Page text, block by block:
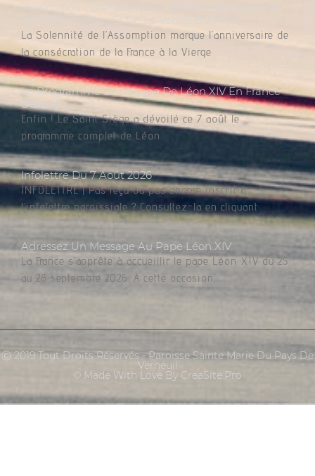
Proposition De Prière Pour La France À L’occasion
De L’Assomption Et De La Venue Du Pape
La Solennité de l’Assomption marque l’anniversaire de
la consécration de la France à la Vierge
Le Programme Du Voyage De Léon XIV En France
Dévoilé
Enfin ! Le Saint Siège a dévoilé ce 7 août le
programme complet de Léon
Infolettre Du 7 Août 2026
INFOLETTRE | Pas reçu ou pas encore inscrit à
l’infolettre paroissiale ? Consultez-la en cliquant
Adressez Un Message Au Pape Léon XIV
La France s’apprête à accueillir le pape Léon XIV du 25
au 28 septembre 2026. À cette occasion,
Ⓒ 2019 Tout Droits Réservés - Paroisse Sainte Marie Du Pays De
Verneuil
© Made With Love By CreaSite.Pro